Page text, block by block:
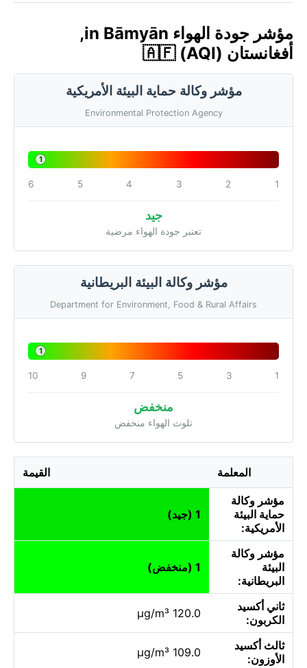
مؤشر جودة الهواء in Bāmyān,
أفغانستان 🇦🇫 (AQI)
مؤشر وكالة حماية البيئة الأمريكية
Environmental Protection Agency
1
1
2
3
4
5
6
جيد
تعتبر جودة الهواء مرضية
مؤشر وكالة البيئة البريطانية
Department for Environment, Food & Rural Affairs
1
1
3
5
7
9
10
منخفض
تلوث الهواء منخفض
المعلمة القيمة
مؤشر وكالة
حماية البيئة
الأمريكية:
1 (جيد)
مؤشر وكالة
البيئة
البريطانية:
1 (منخفض)
ثاني أكسيد
الكربون:
120.0 µg/m³
ثالث أكسيد
الأوزون:
109.0 µg/m³